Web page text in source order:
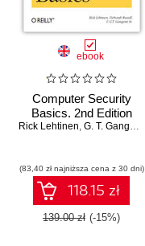
G T Gangemi
ebook
Computer Security
Basics. 2nd Edition
Rick Lehtinen, G. T. Gangemi
(83,40 zł najniższa cena z 30 dni)
118.15 zł
139.00 zł (-15%)